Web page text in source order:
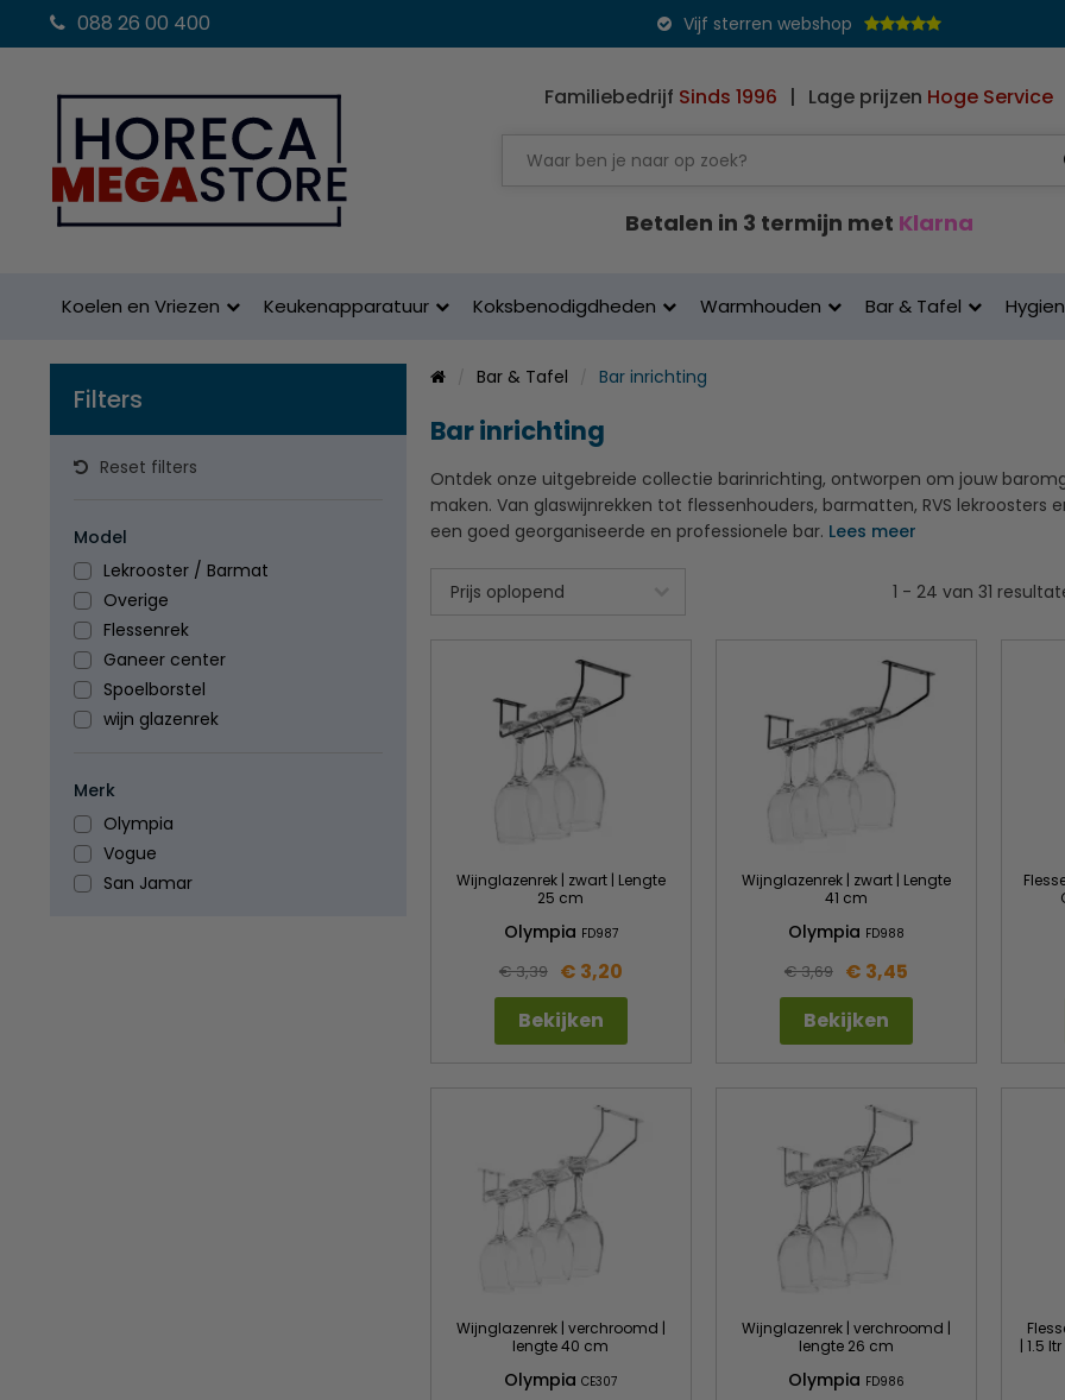
088 26 00 400 Vijf sterren webshop
Familiebedrijf Sinds 1996 | Lage prijzen Hoge Service
Betalen in 3 termijn met Klarna
Koelen en Vriezen Keukenapparatuur Koksbenodigdheden Warmhouden Bar & Tafel
Filters
Reset filters
Model
Lekrooster / Barmat
Overige
Flessenrek
Ganeer center
Spoelborstel
wijn glazenrek
Merk
Olympia
Vogue
San Jamar
Bar & Tafel Bar inrichting
Bar inrichting
Ontdek onze uitgebreide collectie barinrichting, ontworpen om jouw
maken. Van glaswijnrekken tot flessenhouders, barmatten, RVS
een goed georganiseerde en professionele bar. Lees meer
1 - 24 van31
Wijnglazenrek | zwart | Lengte
25 cm
Olympia FD987
€ 3,39 € 3,20
Bekijken
Wijnglazenrek | zwart | Lengte
41 cm
Olympia FD988
€ 3,69 € 3,45
Bekijken
Wijnglazenrek | verchroomd |
lengte 40 cm
OlympiaCE307
Wijnglazenrek | verchroomd |
lengte 26 cm
Olympia FD986
| 1.5